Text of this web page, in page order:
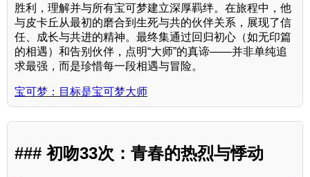
胜利，理解并与所有宝可梦建立深厚羁绊。在旅程中，他
与皮卡丘从最初的磨合到生死与共的伙伴关系，展现了信
任、成长与共进的精神。最终集通过回归初心（如无印篇
的相遇）和告别伙伴，点明“大师”的真谛——并非单纯追
求最强，而是珍惜每一段相遇与冒险。
宝可梦：目标是宝可梦大师
### 初吻33次：青春的热烈与悸动